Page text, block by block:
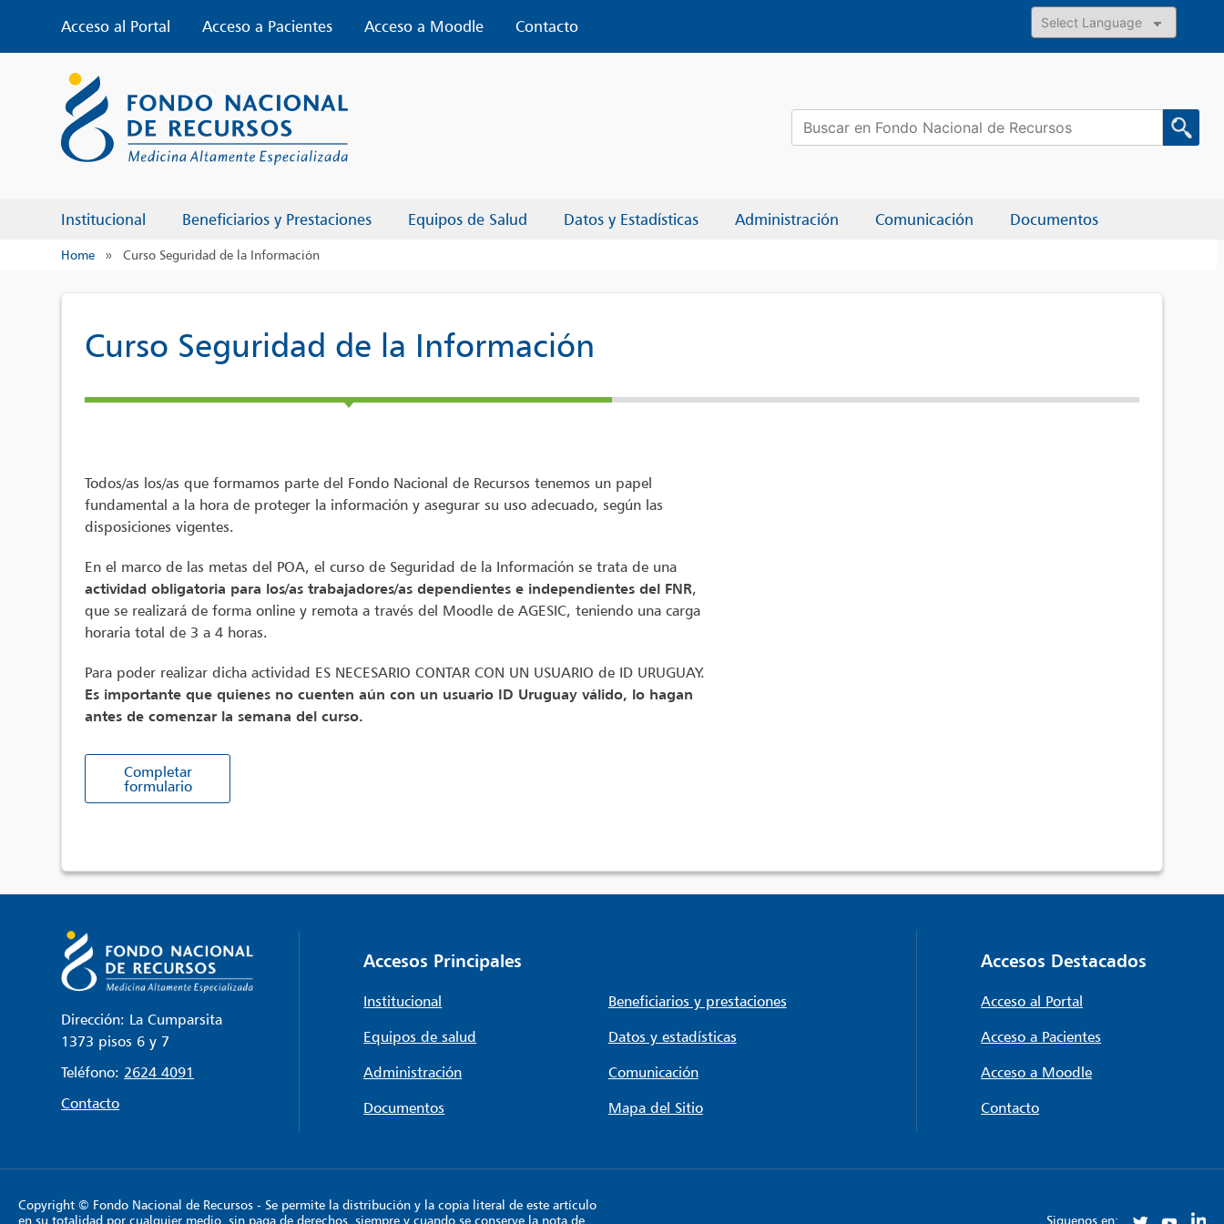
content
Acceso al Portal Acceso a Pacientes Acceso a Moodle
Contacto
Powered by
Institucional Beneficiarios y Prestaciones Equipos de Salud Datos y Estadísticas Administración Comunicación Documentos
Buscar:
Home » Curso Seguridad de la Información
Curso Seguridad de la Información
Todos/as los/as que formamos parte del Fondo Nacional de Recursos tenemos un papel
fundamental a la hora de proteger la información y asegurar su uso adecuado, según las
disposiciones vigentes.
En el marco de las metas del POA, el curso de Seguridad de la Información se trata de una
actividad obligatoria para los/as trabajadores/as dependientes e independientes del FNR,
que se realizará de forma online y remota a través del Moodle de AGESIC, teniendo una carga
horaria total de 3 a 4 horas.
Para poder realizar dicha actividad ES NECESARIO CONTAR CON UN USUARIO de ID URUGUAY.
Es importante que quienes no cuenten aún con un usuario ID Uruguay válido, lo hagan
antes de comenzar la semana del curso.
Completar
formulario
Dirección: La Cumparsita
1373 pisos 6 y 7
Teléfono: 2624 4091
Contacto
Accesos Principales
Institucional
Beneficiarios y prestaciones
Equipos de salud
Datos y estadísticas
Administración
Comunicación
Documentos
Mapa del Sitio
Accesos Destacados
Acceso al Portal
Acceso a Pacientes
Acceso a Moodle
Contacto
Copyright © Fondo Nacional de Recursos - Se permite la distribución y la copia literal de este artículo
en su totalidad por cualquier medio, sin paga de derechos, siempre y cuando se conserve la nota de
Siguenos en: